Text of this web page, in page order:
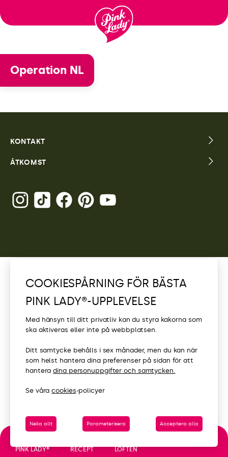
till
Operation NL
KONTAKT
ÅTKOMST
COOKIESPÅRNING FÖR BÄSTA
PINK LADY®-UPPLEVELSE
Med hänsyn till ditt privatliv kan du styra kakorna som
ska aktiveras eller inte på webbplatsen.
Ditt samtycke behålls i sex månader, men du kan när
som helst hantera dina preferenser på sidan för att
hanteradina personuppgifter och samtycken.
Se våracookies-policyer
Neka allt Parameterisera Acceptera alla
PINK LADY® RECEPT LÖFTEN